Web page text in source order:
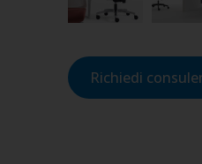
Richiedi